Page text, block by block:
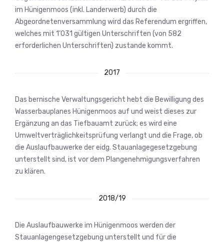
im Hünigenmoos (inkl. Landerwerb) durch die
Abgeordnetenversammlung wird das Referendum ergriffen,
welches mit 1’031 gültigen Unterschriften (von 582
erforderlichen Unterschriften) zustande kommt.
2017
Das bernische Verwaltungsgericht hebt die Bewilligung des
Wasserbauplanes Hünigenmoos auf und weist dieses zur
Ergänzung an das Tiefbauamt zurück; es wird eine
Umweltverträglichkeitsprüfung verlangt und die Frage, ob
die Auslaufbauwerke der eidg. Stauanlagegesetzgebung
unterstellt sind, ist vor dem Plangenehmigungsverfahren
zu klären.
2018/19
Die Auslaufbauwerke im Hünigenmoos werden der
Stauanlagengesetzgebung unterstellt und für die